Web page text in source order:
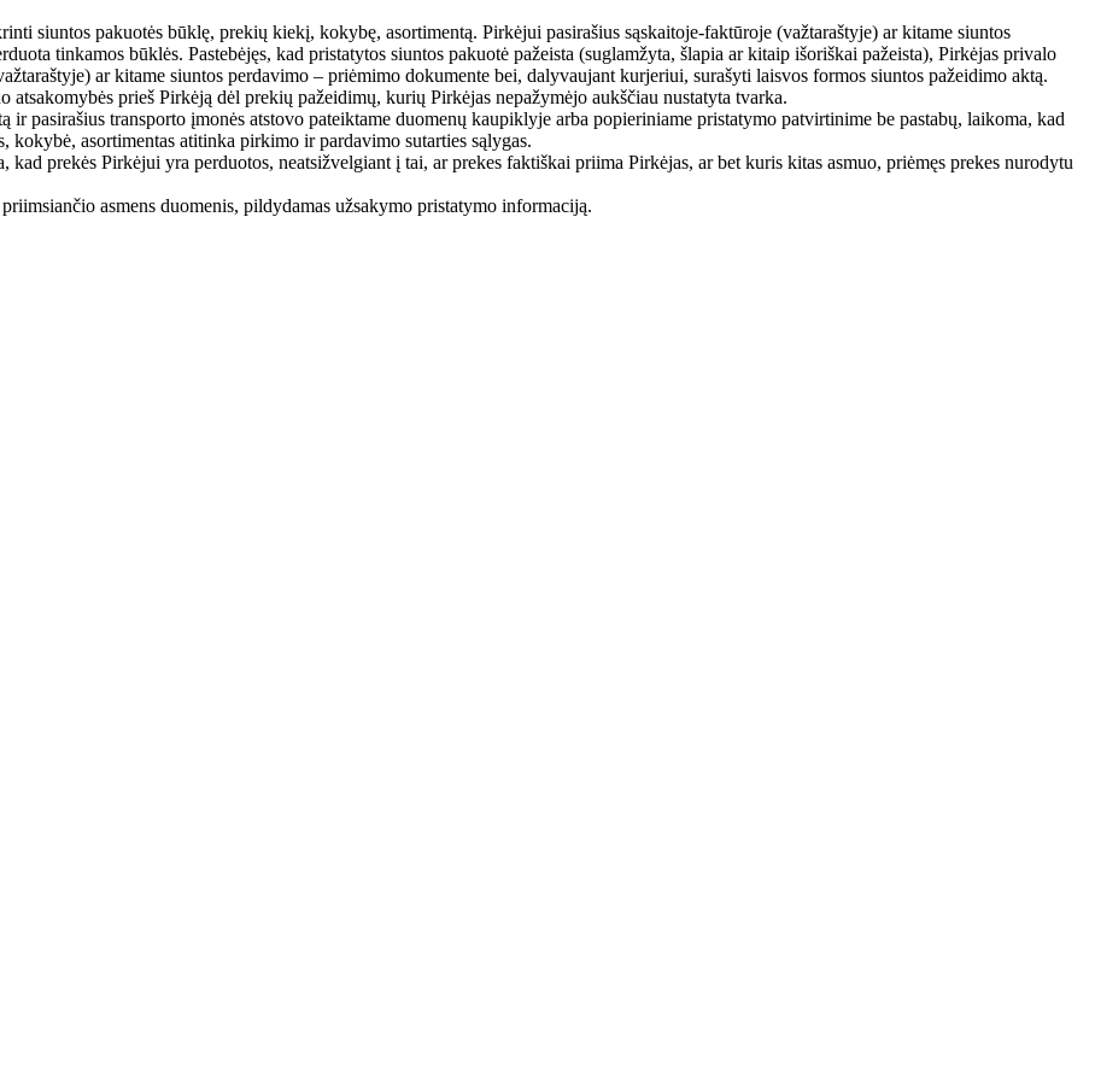
siuntos pakuotės būklę, prekių kiekį, kokybę, asortimentą. Pirkėjui pasirašius sąskaitoje-faktūroje (važtaraštyje) ar kitame siuntos
tinkamos būklės. Pastebėjęs, kad pristatytos siuntos pakuotė pažeista (suglamžyta, šlapia ar kitaip išoriškai pažeista), Pirkėjas privalo
ar kitame siuntos perdavimo – priėmimo dokumente bei, dalyvaujant kurjeriui, surašyti laisvos formos siuntos pažeidimo aktą.
atsakomybės prieš Pirkėją dėl prekių pažeidimų, kurių Pirkėjas nepažymėjo aukščiau nustatyta tvarka.
pasirašius transporto įmonės atstovo pateiktame duomenų kaupiklyje arba popieriniame pristatymo patvirtinime be pastabų, laikoma, kad
kokybė, asortimentas atitinka pirkimo ir pardavimo sutarties sąlygas.
prekės Pirkėjui yra perduotos, neatsižvelgiant į tai, ar prekes faktiškai priima Pirkėjas, ar bet kuris kitas asmuo, priėmęs prekes nurodytu
asmens duomenis, pildydamas užsakymo pristatymo informaciją.